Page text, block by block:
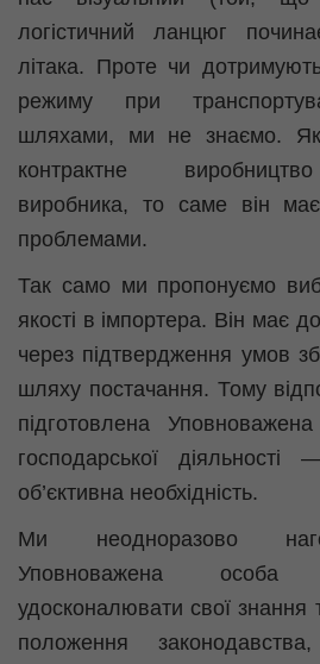
логістичний ланцюг
літака. Проте чи
режиму при
шляхами, ми не знаємо.
контрактне
виробника, то саме він
проблемами.
Так само ми пропонуємо
якості в імпортера. Він має
через підтвердження умов
шляху постачання. Тому
підготовлена
господарської
об’єктивна необхідність.
Ми неодноразово
Уповноважена
удосконалювати свої знання
положення